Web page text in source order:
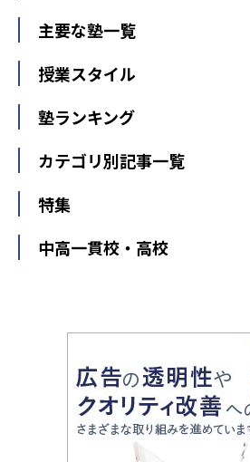
北海道・東北
山形県
福島県
関東
東京都
神奈川県
栃木県
群馬県
新潟県
中部
愛知県
静岡県
大阪府
兵庫県 京都府
鳥取県
島根県 岡山県
主要な塾一覧
【掲載塾一覧を見る】
東京個別指導学院
明光義塾
個別教室のトライ
武田塾
授業スタイル
個別指導
オンライン指導
塾ランキング
中学受験ランキング
カテゴリ別記事一覧
中学受験
大学受験
教育全般
大学受験塾の選び方
中学受験に熱心な市区町村ラン
小学校受験
家庭教師
特集
開成番長直伝！子どもの受験を
運動と遊びを考える
情報Ⅰ、数学が苦手な人注目！
アップ法
悩み多き「大学受験」相談室
英語・英会話・英検対策
中高一貫校・高校
大学入試改革
ママテクエグザム
進化する中高一貫校・高校